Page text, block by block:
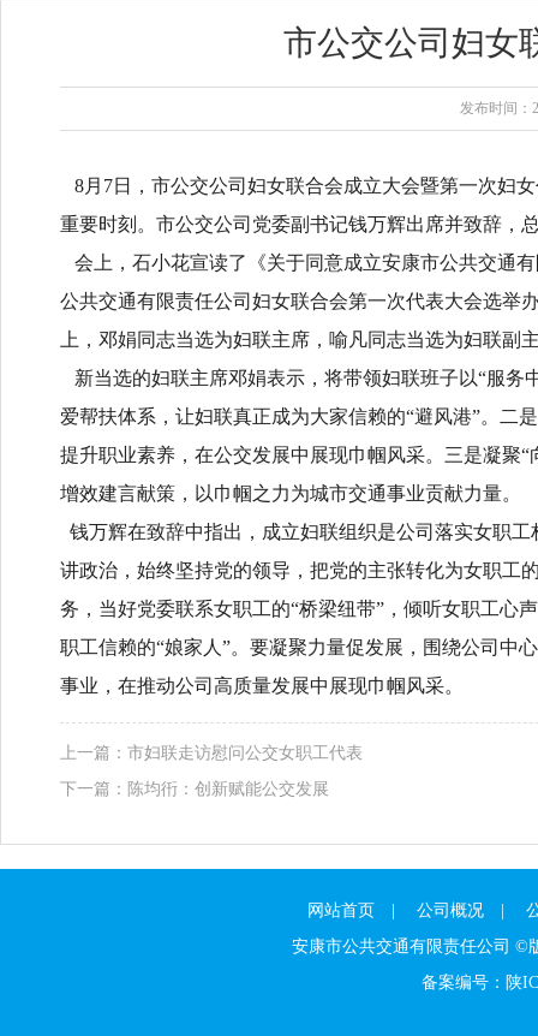
市公交公司妇女
发布时间：
8月7日，市公交公司妇女联合会成立大会暨第一次妇
重要时刻。市公交公司党委副书记钱万辉出席并致辞，
会上，石小花宣读了《关于同意成立安康市公共交通
公共交通有限责任公司妇女联合会第一次代表大会选举
上，邓娟同志当选为妇联主席，喻凡同志当选为妇联副
新当选的妇联主席邓娟表示，将带领妇联班子以“服务
爱帮扶体系，让妇联真正成为大家信赖的“避风港”。二
提升职业素养，在公交发展中展现巾帼风采。三是凝聚
增效建言献策，以巾帼之力为城市交通事业贡献力量。
钱万辉在致辞中指出，成立妇联组织是公司落实女职
讲政治，始终坚持党的领导，把党的主张转化为女职工
务，当好党委联系女职工的“桥梁纽带”，倾听女职工心
职工信赖的“娘家人”。要凝聚力量促发展，围绕公司中
事业，在推动公司高质量发展中展现巾帼风采。
上一篇： 市妇联走访慰问公交女职工代表
下一篇： 陈均衎：创新赋能公交发展
网站首页 公司概况|
安康市公共交通有限责任公司
备案编号：陕